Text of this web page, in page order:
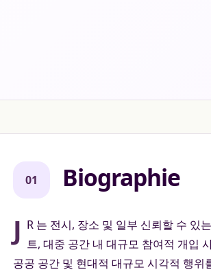
01 Biographie
J R 는 전시, 장소 및 일부 신뢰할 수 있
트, 대중 공간 내 대규모 참여적 개입
공공 공간 및 현대적 대규모 시각적 행